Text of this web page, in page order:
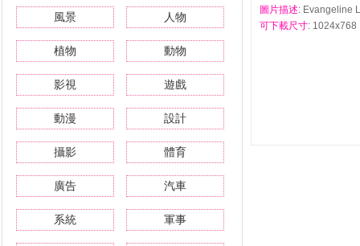
風景 人物
植物 動物
影視 遊戲
動漫 設計
攝影 體育
廣告 汽車
系統 軍事
圖片描述: Evangeline
可下載尺寸: